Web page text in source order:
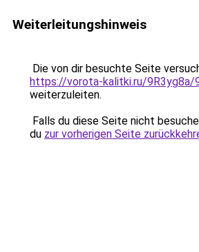
Weiterleitungshinweis
Die von dir besuchte Seite
https://vorota-kalitki.ru/9R3yg8a/
weiterzuleiten.
Falls du diese Seite nicht
du zur vorherigen Seite